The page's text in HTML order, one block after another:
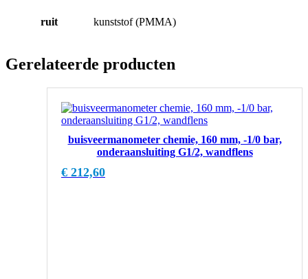
ruit kunststof (PMMA)
Gerelateerde producten
buisveermanometer chemie, 160 mm, -1/0 bar,
onderaansluiting G1/2, wandflens
€ 212,60